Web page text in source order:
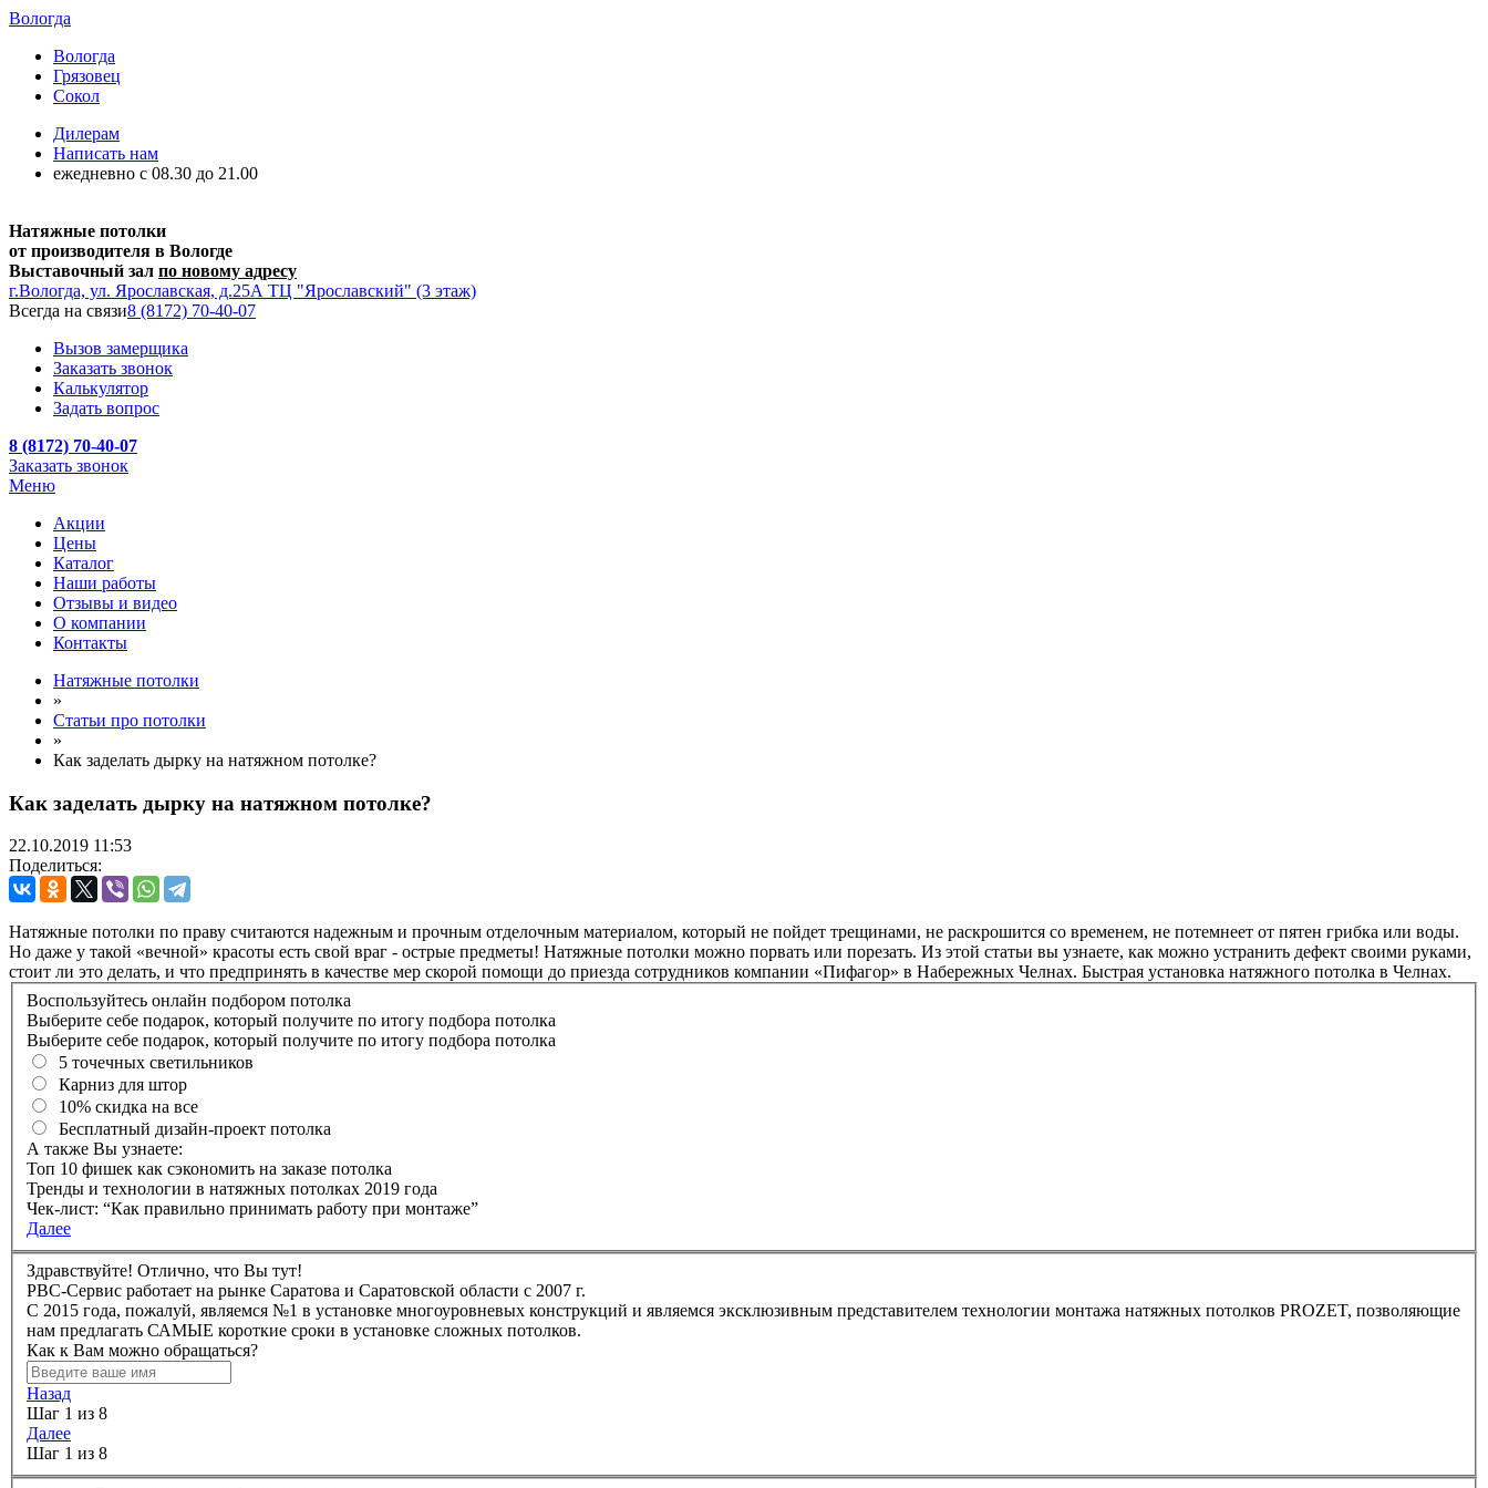
Вологда
Вологда
Грязовец
Сокол
Дилерам
Написать нам
ежедневно c 08.30 до 21.00
Натяжные потолки
от производителя в Вологде
Выставочный зал по новому адресу
г.Вологда, ул. Ярославская, д.25А ТЦ "Ярославский" (3 этаж)
Всегда на связи8 (8172) 70-40-07
Вызов замерщика
Заказать звонок
Калькулятор
Задать вопрос
8 (8172) 70-40-07
Заказать звонок
Меню
Акции
Цены
Каталог
Наши работы
Отзывы и видео
О компании
Контакты
Натяжные потолки
»
Статьи про потолки
»
Как заделать дырку на натяжном потолке?
Как заделать дырку на натяжном потолке?
22.10.2019 11:53
Поделиться:
Натяжные потолки по праву считаются надежным и прочным отделочным материалом, который не пойдет трещинами, не раскрошится со временем, не потемнеет от пятен грибка или воды.
Но даже у такой «вечной» красоты есть свой враг - острые предметы! Натяжные потолки можно порвать или порезать. Из этой статьи вы узнаете, как можно устранить дефект своими руками,
стоит ли это делать, и что предпринять в качестве мер скорой помощи до приезда сотрудников компании «Пифагор» в Набережных Челнах. Быстрая установка натяжного потолка в Челнах.
Воспользуйтесь онлайн подбором потолка
Выберите себе подарок, который получите по итогу подбора потолка
Выберите себе подарок, который получите по итогу подбора потолка
5 точечных светильников
Карниз для штор
10% скидка на все
Бесплатный дизайн-проект потолка
А также Вы узнаете:
Топ 10 фишек как сэкономить на заказе потолка
Тренды и технологии в натяжных потолках 2019 года
Чек-лист: “Как правильно принимать работу при монтаже”
Далее
Здравствуйте! Отлично, что Вы тут!
РBC-Сервис работает на рынке Саратова и Саратовской области с 2007 г.
C 2015 года, пожалуй, являемся №1 в установке многоуровневых конструкций и являемся эксклюзивным представителем технологии монтажа натяжных потолков PROZET, позволяющие
нам предлагать САМЫЕ короткие сроки в установке сложных потолков.
Как к Вам можно обращаться?
Назад
Шаг 1 из 8
Далее
Шаг 1 из 8